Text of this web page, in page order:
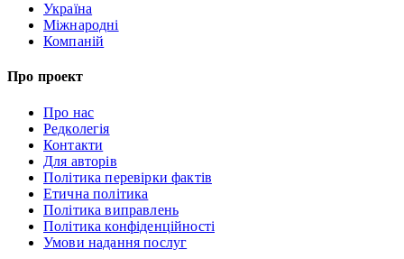
Україна
Міжнародні
Компаній
Про проект
Про нас
Редколегія
Контакти
Для авторів
Політика перевірки фактів
Етична політика
Політика виправлень
Політика конфіденційності
Умови надання послуг